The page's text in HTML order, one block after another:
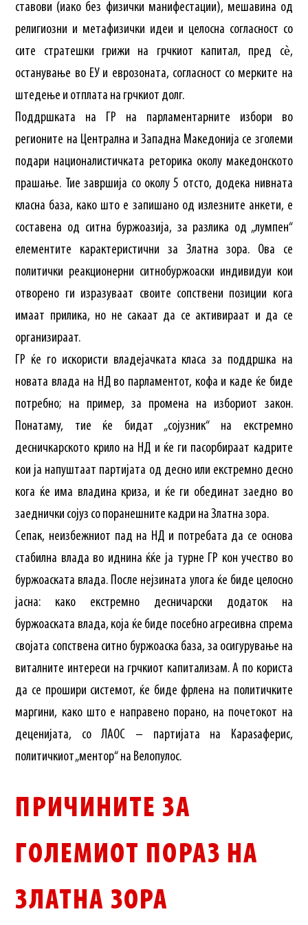
ставови (иако без физички манифестации), мешавина од
религиозни и метафизички идеи и целосна согласност со
сите стратешки грижи на грчкиот капитал, пред сѐ,
останување во ЕУ и еврозоната, согласност со мерките на
штедење и отплата на грчкиот долг.
Поддршката на ГР на парламентарните избори во
регионите на Централна и Западна Македонија се зголеми
подари националистичката реторика околу македонското
прашање. Тие завршија со околу 5 отсто, додека нивната
класна база, како што е запишано од излезните анкети, е
составена од ситна буржоазија, за разлика од „лумпен“
елементите карактеристични за Златна зора. Ова се
политички реакционерни ситнобуржоаски индивидуи кои
отворено ги изразуваат своите сопствени позиции кога
имаат прилика, но не сакаат да се активираат и да се
организираат.
ГР ќе го искористи владејачката класа за поддршка на
новата влада на НД во парламентот, кофа и каде ќе биде
потребно; на пример, за промена на избориот закон.
Понатаму, тие ќе бидат „сојузник“ на екстремно
десничкарското крило на НД и ќе ги пасорбираат кадрите
кои ја напуштаат партијата од десно или екстремно десно
кога ќе има владина криза, и ќе ги обединат заедно во
заеднички сојуз со поранешните кадри на Златна зора.
Сепак, неизбежниот пад на НД и потребата да се основа
стабилна влада во иднина ќќе ја турне ГР кон учество во
буржоаската влада. После нејзината улога ќе биде целосно
јасна: како екстремно десничарски додаток на
буржоаската влада, која ќе биде посебно агресивна спрема
својата сопствена ситно буржоаска база, за осигурување на
виталните интереси на грчкиот капитализам. А по користа
да се прошири системот, ќе биде фрлена на политичките
маргини, како што е направено порано, на почетокот на
деценијата, со ЛАОС – партијата на Караѕаферис,
политичкиот „ментор“ на Велопулос.
ПРИЧИНИТЕ ЗА
ГОЛЕМИОТ ПОРАЗ НА
ЗЛАТНА ЗОРА